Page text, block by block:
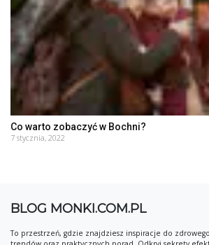
Co warto zobaczyć w Bochni?
7 stycznia, 2022
BLOG MONKI.COM.PL
To przestrzeń, gdzie znajdziesz inspiracje do